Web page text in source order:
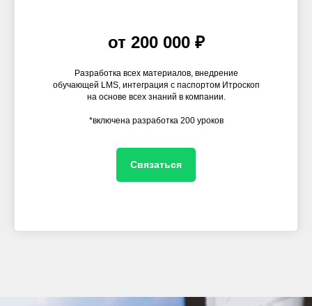
от 200 000 ₽
Разработка всех материалов, внедрение
обучающей LMS, интеграция с паспортом Итроскоп
на основе всех знаний в компании.
*включена разработка 200 уроков
Связаться